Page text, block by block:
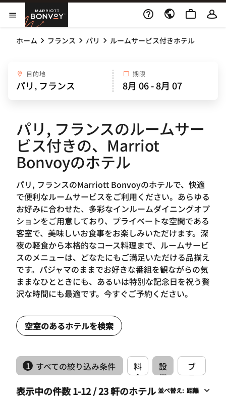
Skip to Content
メニューを開く
Marriott Bonvoy
ホーム フランス パリ ルームサービス付きホテル
目的地 期限
パリ, フランスのルームサー
ビス付きの、Marriot
Bonvoyのホテル
パリ, フランスのMarriott Bonvoyのホテルで、快適
で便利なルームサービスをご利用ください。あらゆる
お好みに合わせた、多彩なインルームダイニングオプ
ションをご用意しており、プライベートな空間である
客室で、美味しいお食事をお楽しみいただけます。深
夜の軽食から本格的なコース料理まで、ルームサービ
スのメニューは、どなたにもご満足いただける品揃え
です。パジャマのままでお好きな番組を観ながらの気
ままなひとときにも、あるいは特別な記念日を祝う贅
沢な時間にも最適です。今すぐご予約ください。
空室のあるホテルを検索
1 すべての絞り込み条件
料
金
設
備
ブ
ラ
ン
表示中の件数 1-12 / 23 軒のホテル 並べ替え: 距離